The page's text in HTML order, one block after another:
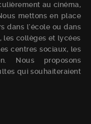
au cinéma,
mettons en place
dans l'école ou dans
les collèges et lycées
centres sociaux, les
Nous proposons
qui souhaiteraient